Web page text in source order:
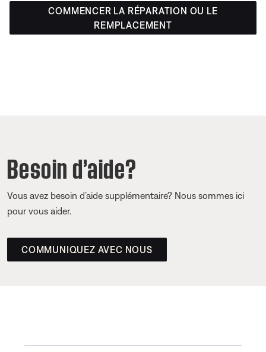
COMMENCER LA RÉPARATION OU LE
REMPLACEMENT
Besoin d’aide?
Vous avez besoin d’aide supplémentaire? Nous sommes ici
pour vous aider.
COMMUNIQUEZ AVEC NOUS